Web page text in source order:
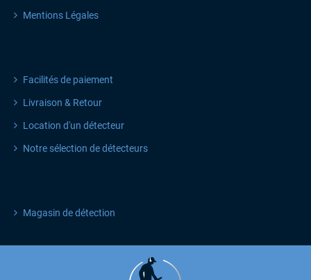
Mentions Légales
Facilités de paiement
Livraison & Retour
Location d'un détecteur
Notre sélection de détecteurs
Magasin de détection